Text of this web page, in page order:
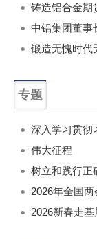
铸造铝合金期
专题
深入学习贯彻
伟大征程
树立和践行正
2026年全国
2026新春走基